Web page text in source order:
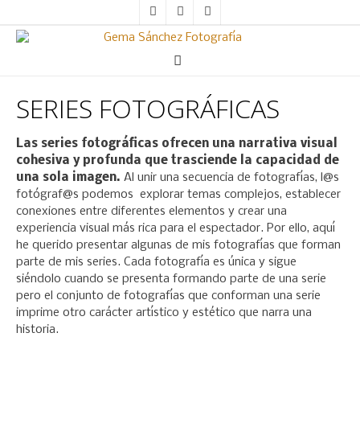
SERIES FOTOGRÁFICAS
Las series fotográficas ofrecen una narrativa visual
cohesiva y profunda que trasciende la capacidad de
una sola imagen. Al unir una secuencia de fotografías, l@s
fotógraf@s podemos explorar temas complejos, establecer
conexiones entre diferentes elementos y crear una
experiencia visual más rica para el espectador. Por ello, aquí
he querido presentar algunas de mis fotografías que forman
parte de mis series. Cada fotografía es única y sigue
siéndolo cuando se presenta formando parte de una serie
pero el conjunto de fotografías que conforman una serie
imprime otro carácter artístico y estético que narra una
historia.